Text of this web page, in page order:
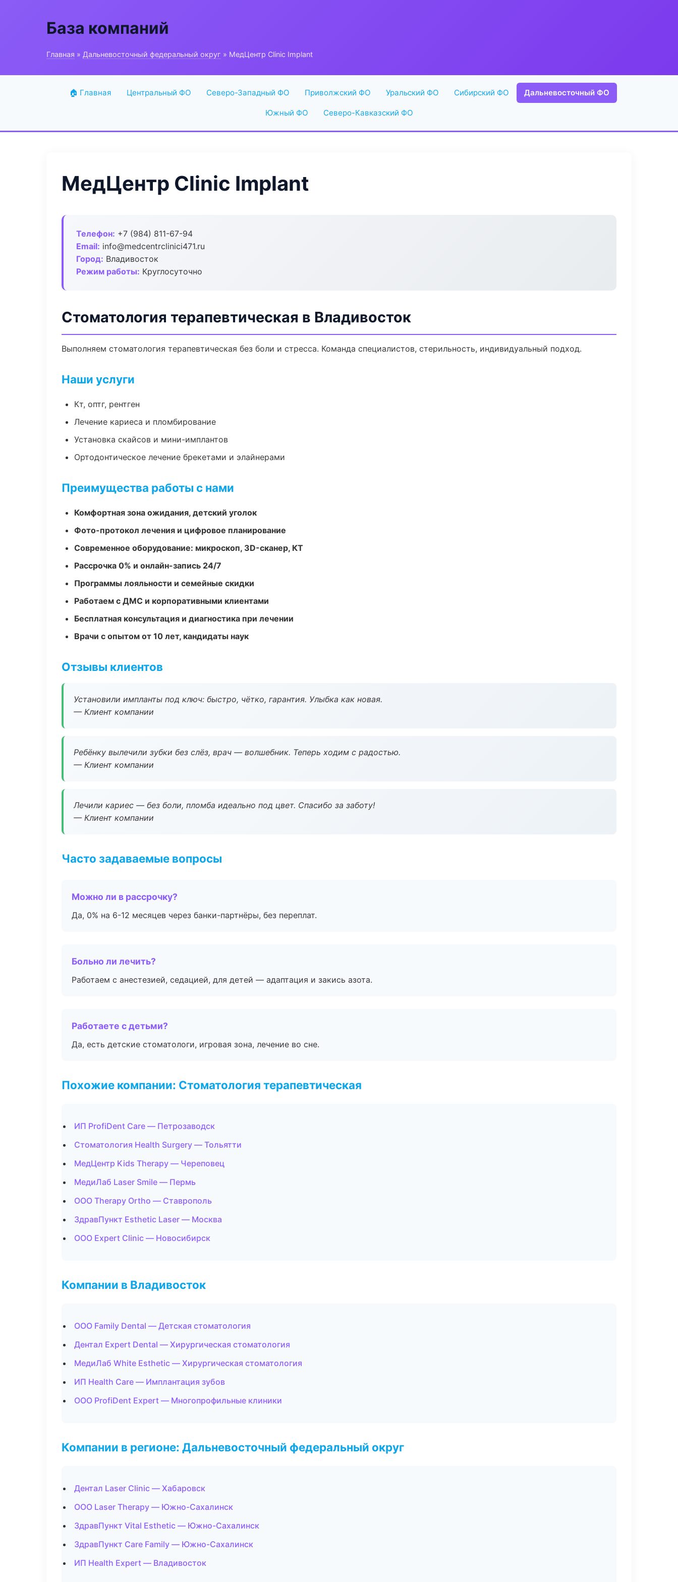
База компаний
Главная » Дальневосточный федеральный округ » МедЦентр Clinic Implant
🏠 Главная Центральный ФО Северо-Западный ФО Приволжский ФО Уральский ФО Сибирский ФО Дальневосточный ФО
Южный ФО Северо-Кавказский ФО
МедЦентр Clinic Implant
Телефон: +7 (984) 811-67-94
Email: info@medcentrclinici471.ru
Город: Владивосток
Режим работы: Круглосуточно
Стоматология терапевтическая в Владивосток
Выполняем стоматология терапевтическая без боли и стресса. Команда специалистов, стерильность, индивидуальный подход.
Наши услуги
Кт, оптг, рентген
Лечение кариеса и пломбирование
Установка скайсов и мини-имплантов
Ортодонтическое лечение брекетами и элайнерами
Преимущества работы с нами
Комфортная зона ожидания, детский уголок
Фото-протокол лечения и цифровое планирование
Современное оборудование: микроскоп, 3D-сканер, КТ
Рассрочка 0% и онлайн-запись 24/7
Программы лояльности и семейные скидки
Работаем с ДМС и корпоративными клиентами
Бесплатная консультация и диагностика при лечении
Врачи с опытом от 10 лет, кандидаты наук
Отзывы клиентов
Установили импланты под ключ: быстро, чётко, гарантия. Улыбка как новая.
— Клиент компании
Ребёнку вылечили зубки без слёз, врач — волшебник. Теперь ходим с радостью.
— Клиент компании
Лечили кариес — без боли, пломба идеально под цвет. Спасибо за заботу!
— Клиент компании
Часто задаваемые вопросы
Можно ли в рассрочку?
Да, 0% на 6-12 месяцев через банки-партнёры, без переплат.
Больно ли лечить?
Работаем с анестезией, седацией, для детей — адаптация и закись азота.
Работаете с детьми?
Да, есть детские стоматологи, игровая зона, лечение во сне.
Похожие компании: Стоматология терапевтическая
ИП ProfiDent Care — Петрозаводск
Стоматология Health Surgery — Тольятти
МедЦентр Kids Therapy — Череповец
МедиЛаб Laser Smile — Пермь
ООО Therapy Ortho — Ставрополь
ЗдравПункт Esthetic Laser — Москва
ООО Expert Clinic — Новосибирск
Компании в Владивосток
ООО Family Dental — Детская стоматология
Дентал Expert Dental — Хирургическая стоматология
МедиЛаб White Esthetic — Хирургическая стоматология
ИП Health Care — Имплантация зубов
ООО ProfiDent Expert — Многопрофильные клиники
Компании в регионе: Дальневосточный федеральный округ
Дентал Laser Clinic — Хабаровск
ООО Laser Therapy — Южно-Сахалинск
ЗдравПункт Vital Esthetic — Южно-Сахалинск
ЗдравПункт Care Family — Южно-Сахалинск
ИП Health Expert — Владивосток